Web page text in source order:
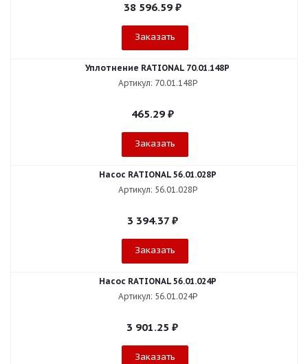
38 596.59₽
Заказать
Уплотнение RATIONAL 70.01.148P
Артикул: 70.01.148P
465.29₽
Заказать
Насос RATIONAL 56.01.028P
Артикул: 56.01.028P
3 394.37₽
Заказать
Насос RATIONAL 56.01.024P
Артикул: 56.01.024P
3 901.25 ₽
Заказать